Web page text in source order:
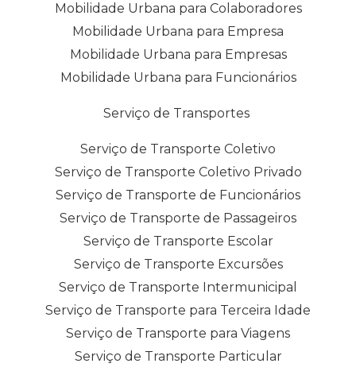
Mobilidade Urbana para Colaboradores
Mobilidade Urbana para Empresa
Mobilidade Urbana para Empresas
Mobilidade Urbana para Funcionários
Serviço de Transportes
Serviço de Transporte Coletivo
Serviço de Transporte Coletivo Privado
Serviço de Transporte de Funcionários
Serviço de Transporte de Passageiros
Serviço de Transporte Escolar
Serviço de Transporte Excursões
Serviço de Transporte Intermunicipal
Serviço de Transporte para Terceira Idade
Serviço de Transporte para Viagens
Serviço de Transporte Particular